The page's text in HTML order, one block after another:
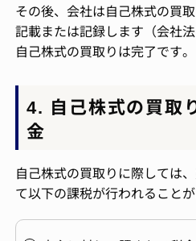
その後、会社は自己株式の買
記載または記録します（会社
自己株式の買取りは完了です。
4. 自己株式の買取
金
自己株式の買取りに際しては
て以下の課税が行われることが